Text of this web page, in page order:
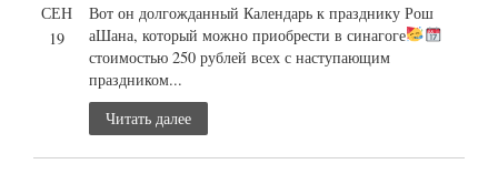
СЕН
19
Вот он долгожданный Календарь к празднику Рош
аШана, который можно приобрести в синагоге
стоимостью 250 рублей всех с наступающим
праздником...
Читать далее